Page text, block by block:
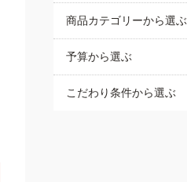
商品カテゴリーから選ぶ
予算から選ぶ
こだわり条件から選ぶ